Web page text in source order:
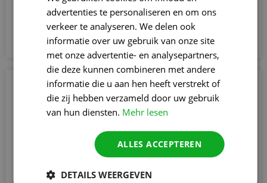
Unternehmen als kompetent und vertrauenswürdig
ansehen.
3. Größere Glaubwürdigkeit im Internet
Eine spezialisierte Linkbuilding-AgenturLinkbuilding
Bureau von Aalst kann Ihren Online-Ruf stärken.
Durch hochwertige Verweise von vertrauenswürdigen
Websites wächst das Vertrauen in Ihre Marke, so dass
sowohl Suchmaschinen als auch Besucher Ihr
Unternehmen als kompetent und vertrauenswürdig
advertenties te personaliseren en om ons
verkeer te analyseren. We delen ook
informatie over uw gebruik van onze site
met onze advertentie- en analysepartners,
die deze kunnen combineren met andere
informatie die u aan hen heeft verstrekt of
die zij hebben verzameld door uw gebruik
van hun diensten. Mehr lesen
ALLES ACCEPTEREN
DETAILS WEERGEVEN